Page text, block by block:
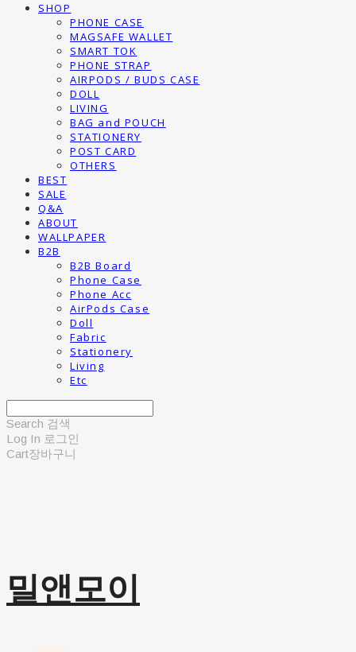
SHOP
PHONE CASE
MAGSAFE WALLET
SMART TOK
PHONE STRAP
AIRPODS / BUDS CASE
DOLL
LIVING
BAG and POUCH
STATIONERY
POST CARD
OTHERS
BEST
SALE
Q&A
ABOUT
WALLPAPER
B2B
B2B Board
Phone Case
Phone Acc
AirPods Case
Doll
Fabric
Stationery
Living
Etc
Search 검색
Log In 로그인
Cart장바구니
밀앤모이